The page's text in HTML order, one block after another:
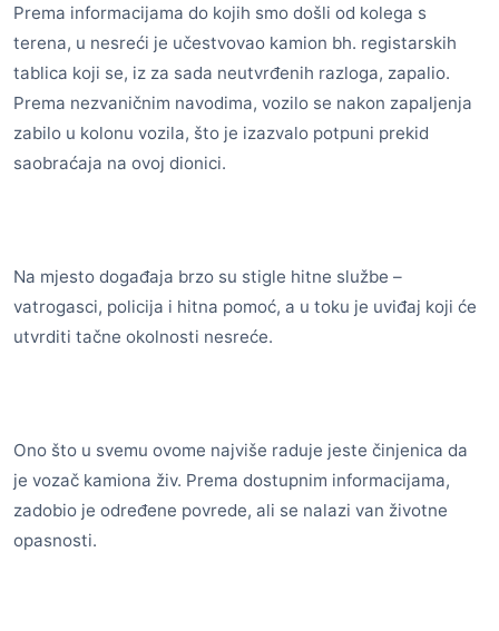
Prema informacijama do kojih smo došli od kolega s
terena, u nesreći je učestvovao kamion bh. registarskih
tablica koji se, iz za sada neutvrđenih razloga, zapalio.
Prema nezvaničnim navodima, vozilo se nakon zapaljenja
zabilo u kolonu vozila, što je izazvalo potpuni prekid
saobraćaja na ovoj dionici.
Na mjesto događaja brzo su stigle hitne službe –
vatrogasci, policija i hitna pomoć, a u toku je uviđaj koji će
utvrditi tačne okolnosti nesreće.
Ono što u svemu ovome najviše raduje jeste činjenica da
je vozač kamiona živ. Prema dostupnim informacijama,
zadobio je određene povrede, ali se nalazi van životne
opasnosti.